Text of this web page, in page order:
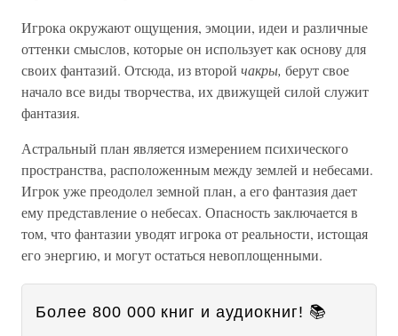
Игрока окружают ощущения, эмоции, идеи и различные
оттенки смыслов, которые он использует как основу для
своих фантазий. Отсюда, из второй чакры, берут свое
начало все виды творчества, их движущей силой служит
фантазия.
Астральный план является измерением психического
пространства, расположенным между землей и небесами.
Игрок уже преодолел земной план, а его фантазия дает
ему представление о небесах. Опасность заключается в
том, что фантазии уводят игрока от реальности, истощая
его энергию, и могут остаться невоплощенными.
Более 800 000 книг и аудиокниг! 📚